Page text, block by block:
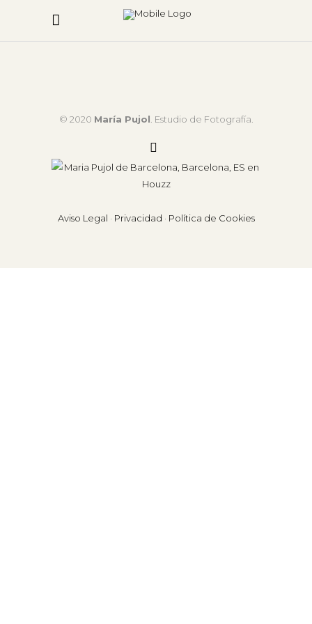
© 2020 María Pujol. Estudio de Fotografía.
Aviso Legal · Privacidad · Política de Cookies